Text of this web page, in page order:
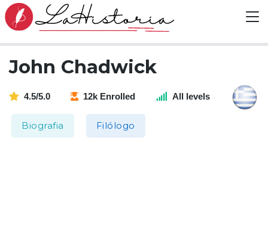
John Chadwick
4.5/5.0 12k Enrolled All levels
Biografia Filólogo